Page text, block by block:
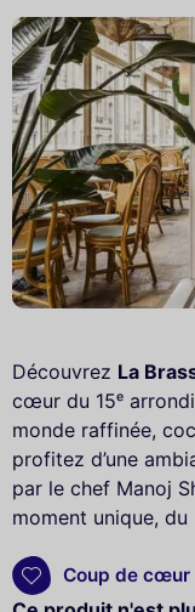
Découvrez La
cœur du 15ᵉ
monde raffinée,
profitez d’une
par le chef Manoj
moment unique, du
Coup de cœur